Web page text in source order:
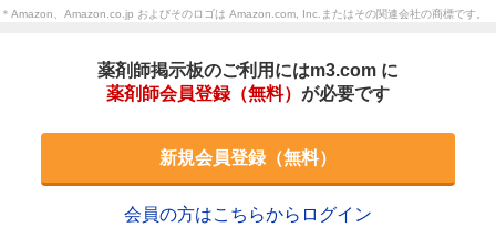
＊Amazon、Amazon.co.jp およびそのロゴは Amazon.com, Inc.またはその関連会社の商標です。
薬剤師掲示板のご利用にはm3.com に
薬剤師会員登録（無料） が必要です
新規会員登録（無料）
会員の方はこちらからログイン